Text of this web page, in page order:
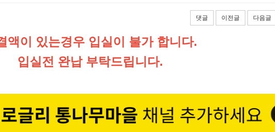
댓글 이전글 다음글
액이 있는경우 입실이 불가 합니다.
입실전 완납 부탁드립니다.